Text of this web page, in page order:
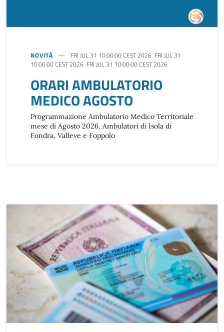
NOVITÀ
FRI JUL 31 10:00:00 CEST 2026 FRI JUL 31
10:00:00 CEST 2026 FRI JUL 31 10:00:00 CEST 2026
ORARI AMBULATORIO
MEDICO AGOSTO
Programmazione Ambulatorio Medico Territoriale
mese di Agosto 2026, Ambulatori di Isola di
Fondra, Valleve e Foppolo